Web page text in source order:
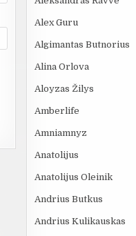
Alex Guru
Algimantas Butnorius
Alina Orlova
Aloyzas Žilys
Amberlife
Amniamnyz
Anatolijus
Anatolijus Oleinik
Andrius Butkus
Andrius Kulikauskas